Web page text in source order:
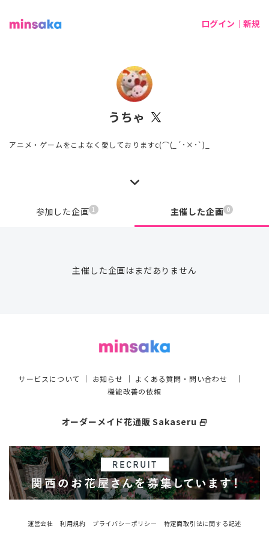
ログイン｜新規
うちゃ
アニメ・ゲームをこよなく愛しておりますc(⌒(_´･×･`)_
参加した企画 1 主催した企画 0
主催した企画はまだありません
サービスについて ｜ お知らせ ｜ よくある質問・問い合わせ ｜
機能改善の依頼
オーダーメイド花通販 Sakaseru select_window
運営会社 利用規約 プライバシーポリシー
特定商取引法に関する記述